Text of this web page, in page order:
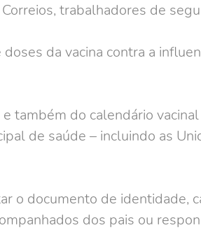
trabalhadores de
da vacina contra a
também do calendário
de saúde – incluindo as
o documento de identidade,
dos pais ou